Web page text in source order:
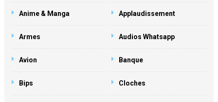
Anime & Manga Applaudissement
Armes Audios Whatsapp
Avion Banque
Bips Cloches